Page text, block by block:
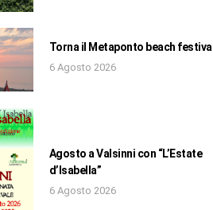
Torna il Metaponto beach festival
6 Agosto 2026
Agosto a Valsinni con “L’Estate
d’Isabella”
6 Agosto 2026